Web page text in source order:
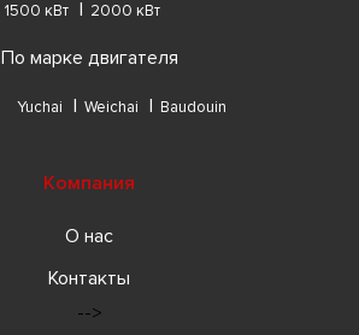
1500 кВт
2000 кВт
По марке двигателя
Yuchai Weichai Baudouin
Компания
О нас
Контакты
-->